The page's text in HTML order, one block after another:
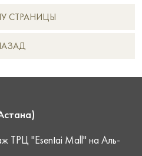
СТРАНИЦЫ
ТРЦ "Esentai Mall" на Аль-